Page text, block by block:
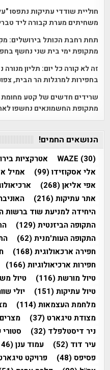
חוליית שודדי עתיקות נתפסו
משחיתים מערת קבורה ליד
תחת רחבת הכותל בירושלים:
מתקופת ימי בית שני נחשף
זה לא קורה כל יום: תליון מנורה
בחפירות למרגלות הר הבית,
שרידים חדשים של קטע מחומת
מתקופת החשמונאים נחשפו
הנושאים החמים!
WAZE (30) אטרקציות
אלי אסקוזידו(99) אמיל
אפי אליאן(268)
אתר עתיקות(216)
היחידה למניעת שוד ברשות
התקופה הביזנטית(129)
התקופה העות'מנית(62)
חפירה ארכאולוגית(168)
חפירות ארכיאולוגיות(166)
טיול מורשת(116) טיול
טיול עתיקות(151) יולי
מלחמת העצמאות(114)
מצודת טיגארט (37) מצרים
ניר דיסטלפלד (32)
עיר דוד (52) עמוד ענן(146)
פסיפס(48) פרויקט